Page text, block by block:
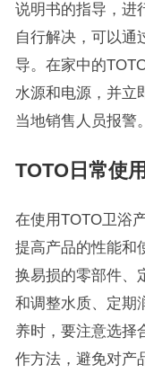
说明书的指导，进
自行解决，可以通
导。在家中的
水源和电源，并立
当地销售人员报警。
TOTO日常使
在使用TOTO卫浴
提高产品的性能和
换易损的零部件、
和调整水质、定期
养时，要注意选择
作方法，避免对产